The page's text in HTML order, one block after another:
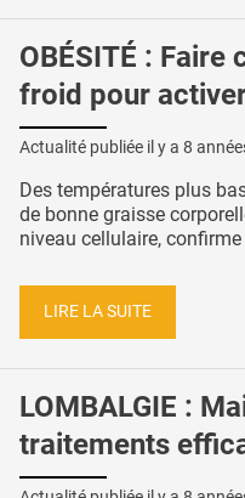
OBÉSITÉ : Faire
froid pour
Actualité publiée il y a 8
Des températures plus
de bonne graisse
niveau cellulaire,
LIRE LA SUITE
LOMBALGIE :
traitements